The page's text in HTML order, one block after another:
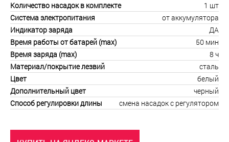
Количество насадок в комплекте
1 шт
Система электропитания
от аккумулятора
Индикатор заряда
ДА
Время работы от батарей (max)
50 мин
Время заряда (max)
8 ч
Материал/покрытие лезвий
сталь
Цвет
белый
Дополнительный цвет
черный
Способ регулировки длины
смена насадок с регулятором